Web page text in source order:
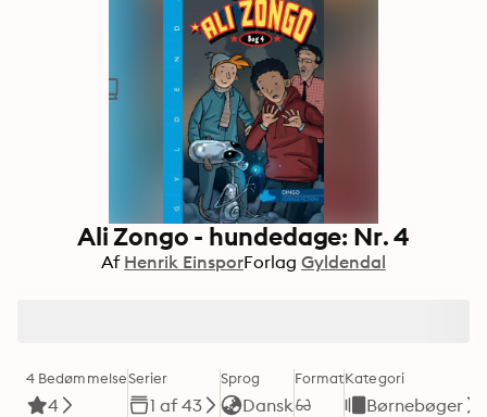
Ali Zongo - hundedage: Nr. 4
Af Henrik EinsporForlag Gyldendal
4 Bedømmelse
4
Serier
1 af 43
Sprog
Dansk
FormatKategori
Børnebøger